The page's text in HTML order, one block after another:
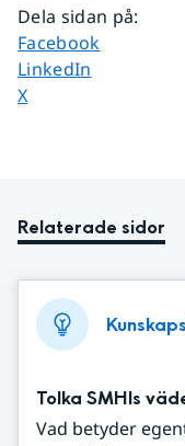
Dela sidan på:
Dela sidan på
Facebook
Dela sidan på
LinkedIn
Dela sidan på
X
Relaterade sidor
Tolka SMHIs
Vad betyder